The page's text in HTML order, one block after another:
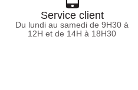
Service client
Du lundi au samedi de 9H30 à
12H et de 14H à 18H30